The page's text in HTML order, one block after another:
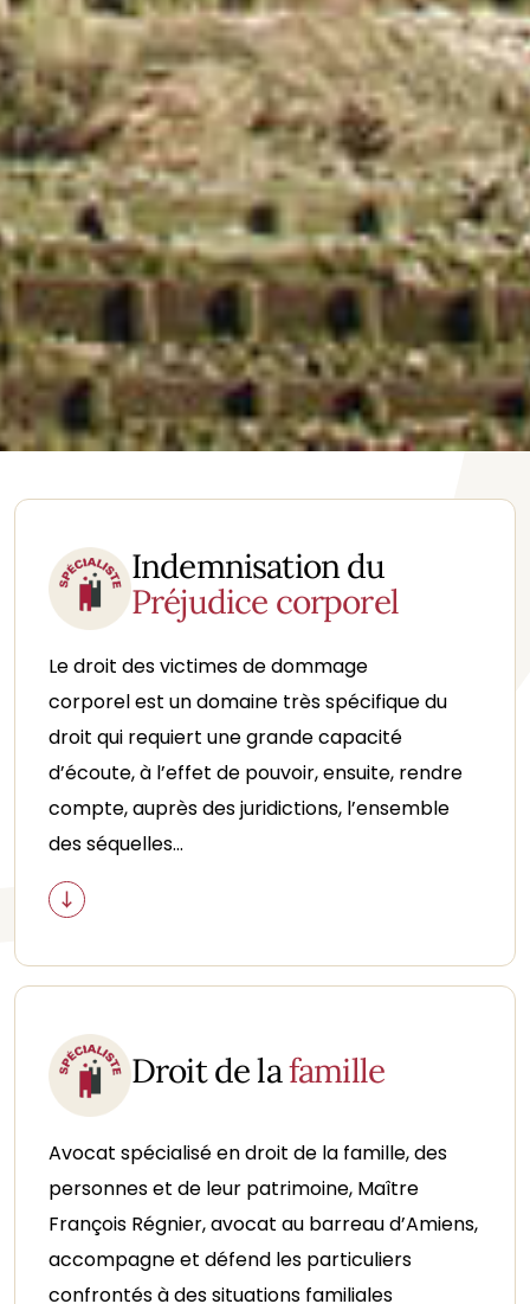
Indemnisation du
Préjudice corporel
Le droit des victimes de dommage
corporel est un domaine très spécifique du
droit qui requiert une grande capacité
d’écoute, à l’effet de pouvoir, ensuite, rendre
compte, auprès des juridictions, l’ensemble
des séquelles...
Droit de lafamille
Avocat spécialisé en droit de la famille, des
personnes et de leur patrimoine, Maître
François Régnier, avocat au barreau d’Amiens,
accompagne et défend les particuliers
confrontés à des situations familiales